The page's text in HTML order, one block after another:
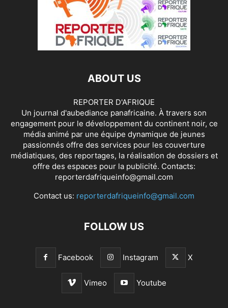
ABOUT US
REPORTER D'AFRIQUE
Un journal d'aubediance panafricaine. À travers son
engagement pour le développement du continent noir, ce
média animé par une équipe dynamique de jeunes
passionnés offre des services pour les couverture
médiatiques, des reportages, la réalisation de dossiers et
offre des espaces pour la publicité. Contacts:
reporterdafriqueinfo@gmail.com
Contact us: reporterdafriqueinfo@gmail.com
FOLLOW US
Facebook Instagram X
Vimeo Youtube